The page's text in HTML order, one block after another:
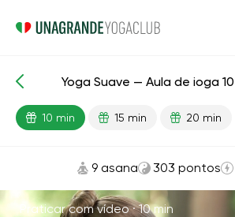
Aulas prontas Começo
Yoga Suave — Aula de ioga
10 min 15 min 20 min
9 asana 303 pontos
Praticar com vídeo ·10 min